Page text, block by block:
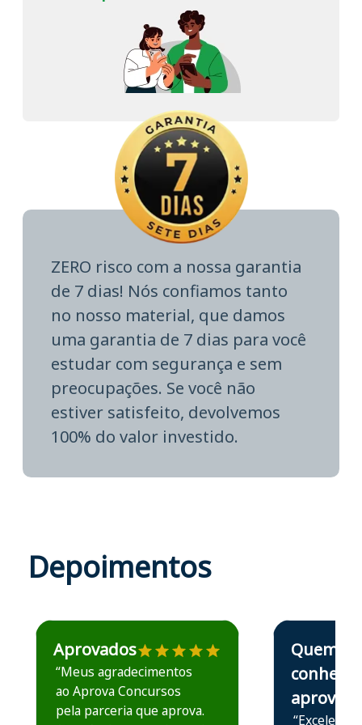
ZERO risco com a nossa garantia
de 7 dias! Nós confiamos tanto
no nosso material, que damos
uma garantia de 7 dias para você
estudar com segurança e sem
preocupações. Se você não
estiver satisfeito, devolvemos
100% do valor investido.
Depoimentos
Estudante José recomenda o Aprova Concursos em
Aprovados
“Meus agradecimentos
ao Aprova Concursos
pela parceria que aprova.
Estudante Elais
Quem
conhece,
aprova
“Excelente